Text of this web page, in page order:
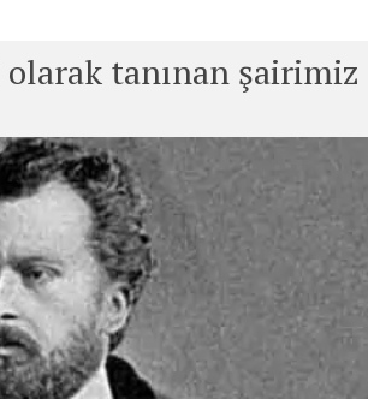
tanınan şairimiz